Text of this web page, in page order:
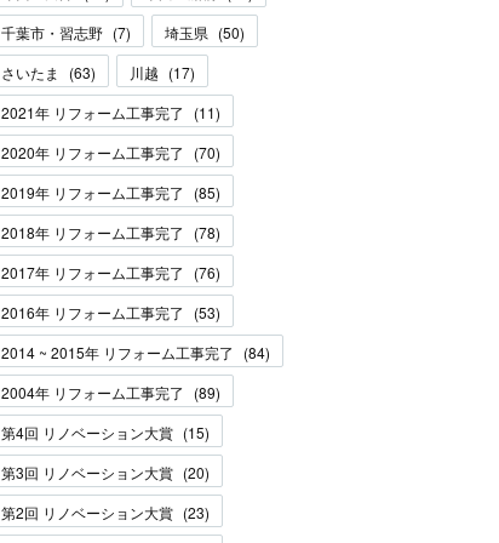
千葉市・習志野 (7) 埼玉県 (50)
さいたま
(63) 川越 (17)
2021年 リフォーム工事完了
(11)
2020年 リフォーム工事完了
(70)
2019年 リフォーム工事完了
(85)
2018年 リフォーム工事完了
(78)
2017年 リフォーム工事完了
(76)
2016年 リフォーム工事完了
(53)
2014 ~ 2015年 リフォーム工事完了
(84)
2004年 リフォーム工事完了
(89)
第4回 リノベーション大賞 (15)
第3回 リノベーション大賞 (20)
第2回 リノベーション大賞 (23)